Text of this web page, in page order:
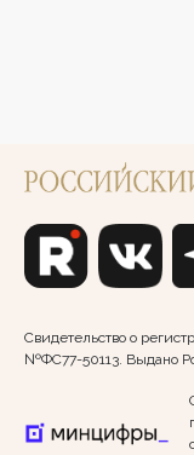
Свидетельство о
№ФС77-50113. Выдано